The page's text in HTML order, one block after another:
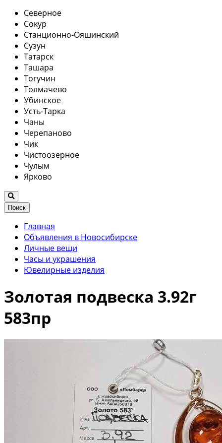
Северное
Сокур
Станционно-Ояшинский
Сузун
Татарск
Ташара
Тогучин
Толмачево
Убинское
Усть-Тарка
Чаны
Черепаново
Чик
Чистоозерное
Чулым
Ярково
Поиск
Главная
Объявления в Новосибирске
Личные вещи
Часы и украшения
Ювелирные изделия
Золотая подвеска 3.92г
583пр